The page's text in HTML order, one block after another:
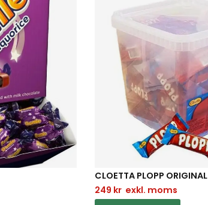
CLOETTA PLOPP ORIGINAL
249 kr exkl. moms